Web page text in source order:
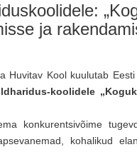
ja
Huvitav Kool kuulutab
koolidele
konkurentsivõime
kohalikud